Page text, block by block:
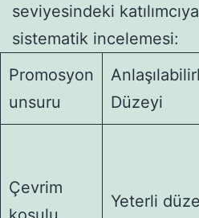
seviyesindeki katılımcıya
sistematik incelemesi:
Promosyon
unsuru
Düzeyi
Çevrim
Yeterli